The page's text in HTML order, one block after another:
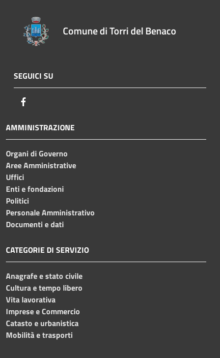
Comune di Torri del Benaco
SEGUICI SU
AMMINISTRAZIONE
Organi di Governo
Aree Amministrative
Uffici
Enti e fondazioni
Politici
Personale Amministrativo
Documenti e dati
CATEGORIE DI SERVIZIO
Anagrafe e stato civile
Cultura e tempo libero
Vita lavorativa
Imprese e Commercio
Catasto e urbanistica
Mobilità e trasporti